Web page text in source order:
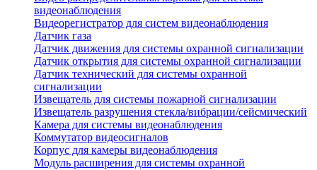
видеонаблюдения
Видеорегистратор для систем видеонаблюдения
Датчик газа
Датчик движения для системы охранной сигнализации
Датчик открытия для системы охранной сигнализации
Датчик технический для системы охранной
сигнализации
Извещатель для системы пожарной сигнализации
Извещатель разрушения стекла/вибрации/сейсмический
Камера для системы видеонаблюдения
Коммутатор видеосигналов
Корпус для камеры видеонаблюдения
Модуль расширения для системы охранной